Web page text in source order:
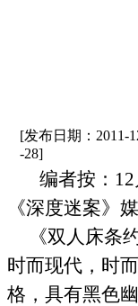
[发布日期：2011-
-28]
编者按： 12
《深度迷案》
《双人床条
时而现代，时
格，具有黑色